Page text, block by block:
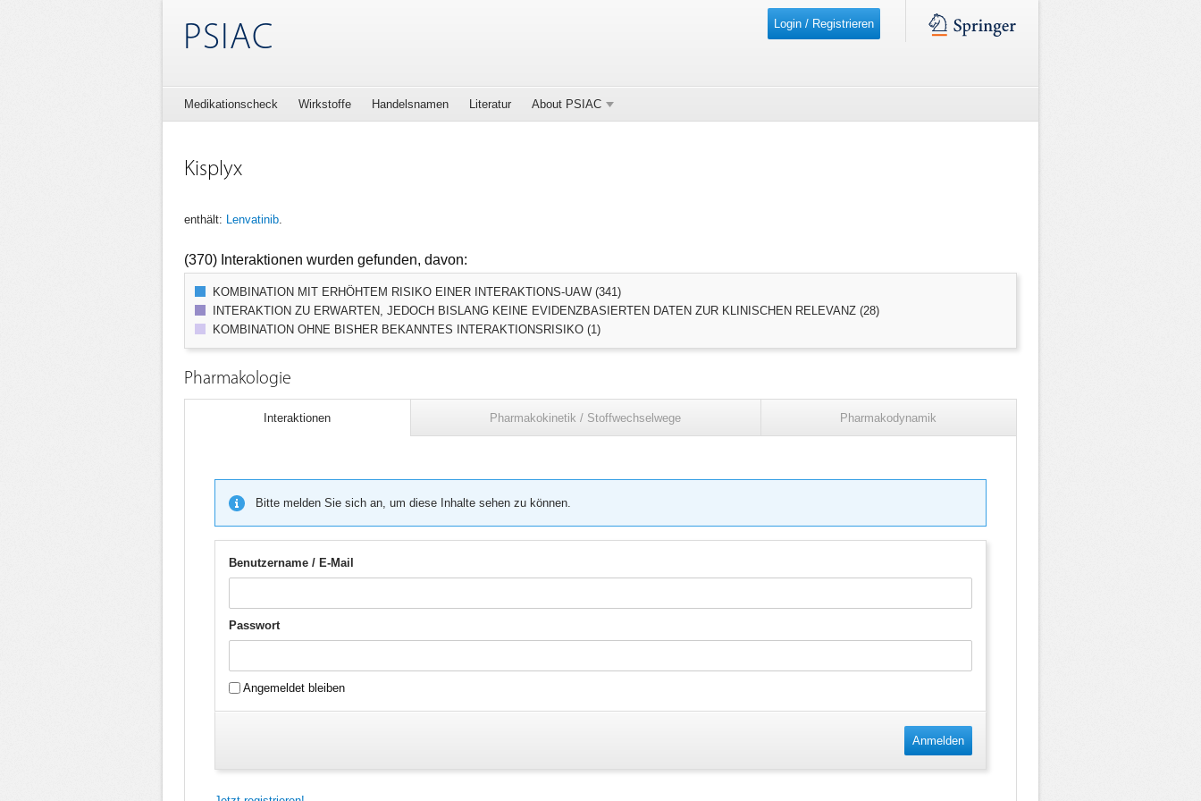
PSIAC
Medikationscheck Wirkstoffe Handelsnamen Literatur About PSIAC
Login / Registrieren
Kisplyx
enthält: Lenvatinib.
(370) Interaktionen wurden gefunden, davon:
KOMBINATION MIT ERHÖHTEM RISIKO EINER INTERAKTIONS-UAW (341)
INTERAKTION ZU ERWARTEN, JEDOCH BISLANG KEINE EVIDENZBASIERTEN DATEN ZUR KLINISCHEN RELEVANZ (28)
KOMBINATION OHNE BISHER BEKANNTES INTERAKTIONSRISIKO (1)
Pharmakologie
Interaktionen Pharmakokinetik / Stoffwechselwege Pharmakodynamik
Bitte melden Sie sich an, um diese Inhalte sehen zu können.
Benutzername / E-Mail
Passwort
Angemeldet bleiben
Anmelden